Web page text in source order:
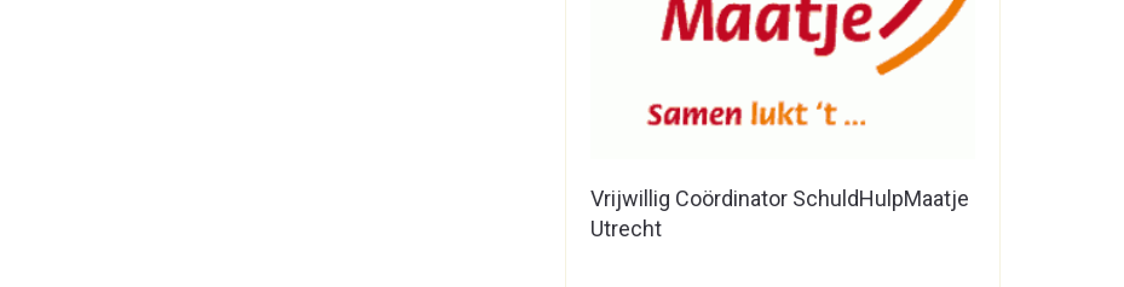
Vrijwillig Coördinator SchuldHulpMaatje
Utrecht